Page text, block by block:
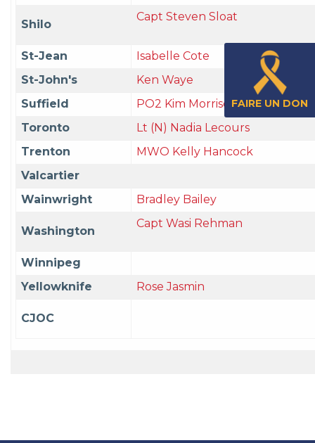
FAIRE UN DON
Shilo
Capt Steven Sloat
St-Jean
Isabelle Cote
St-John's
Ken Waye
Suffield
PO2 Kim Morrison-Connell
Toronto
Lt (N) Nadia Lecours
Trenton
MWO Kelly Hancock
Valcartier
Wainwright
Bradley Bailey
Washington
Capt Wasi Rehman
Winnipeg
Yellowknife
Rose Jasmin
CJOC